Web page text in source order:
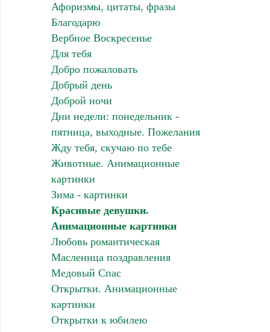
Афоризмы, цитаты, фразы
Благодарю
Вербное Воскресенье
Для тебя
Добро пожаловать
Добрый день
Доброй ночи
Дни недели: понедельник -
пятница, выходные. Пожелания
Жду тебя, скучаю по тебе
Животные. Анимационные
картинки
Зима - картинки
Красивые девушки.
Анимационные картинки
Любовь романтическая
Масленица поздравления
Медовый Спас
Открытки. Анимационные
картинки
Открытки к юбилею